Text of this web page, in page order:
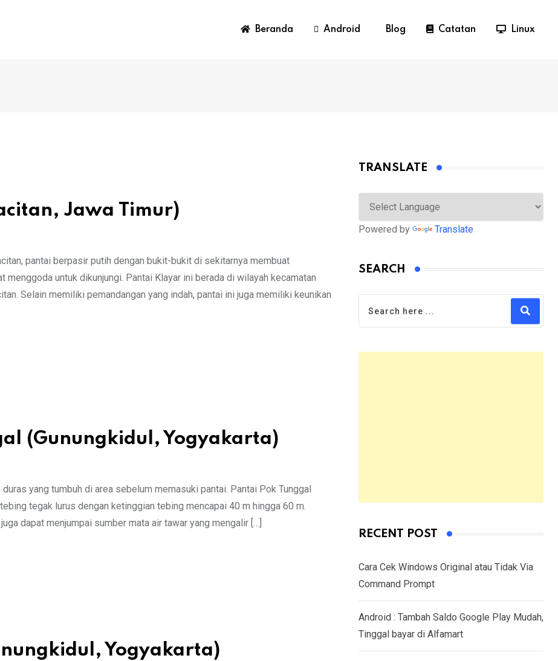
Beranda Android Blog Catatan Linux
Jawa Timur)
pantai berpasir putih dengan bukit-bukit di sekitarnya membuat
untuk dikunjungi. Pantai Klayar ini berada di wilayah kecamatan
Selain memiliki pemandangan yang indah, pantai ini juga memiliki keunikan
(Gunungkidul, Yogyakarta)
yang tumbuh di area sebelum memasuki pantai. Pantai Pok Tunggal
tegak lurus dengan ketinggian tebing mencapai 40 m hingga 60 m.
dapat menjumpai sumber mata air tawar yang mengalir […]
Yogyakarta)
TRANSLATE
Powered by Translate
SEARCH
RECENT POST
Cara Cek Windows Original atau Tidak Via
Command Prompt
Android : Tambah Saldo Google Play Mudah,
Tinggal bayar di Alfamart